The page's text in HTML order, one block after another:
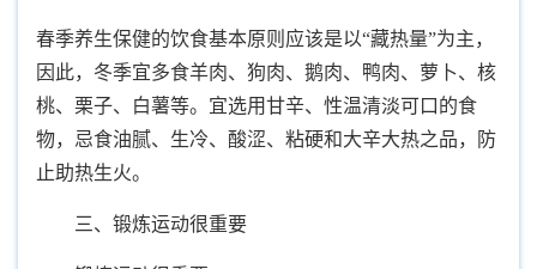
春季养生保健的饮食基本原则应该是以“藏热量”为主，
因此，冬季宜多食羊肉、狗肉、鹅肉、鸭肉、萝卜、核
桃、栗子、白薯等。宜选用甘辛、性温清淡可口的食
物，忌食油腻、生冷、酸涩、粘硬和大辛大热之品，防
止助热生火。
三、锻炼运动很重要